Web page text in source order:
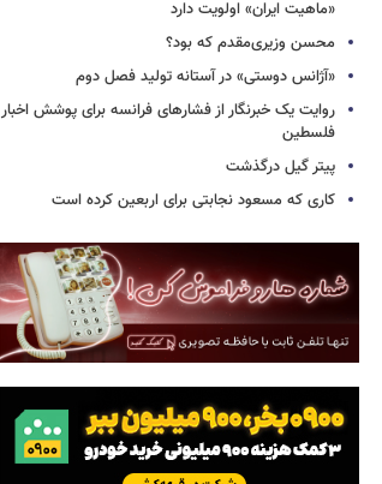
«ماهیت ایران» اولویت دارد
محسن وزیری‌مقدم که بود؟
«آژانس دوستی» در آستانه تولید فصل دوم
روایت یک خبرنگار از فشارهای فرانسه برای پوشش اخبار
فلسطین
پیتر گیل درگذشت
کاری که مسعود نجابتی برای اربعین کرده است